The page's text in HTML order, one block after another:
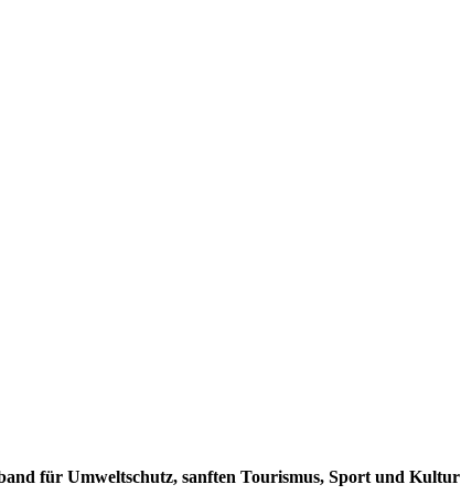
für Umweltschutz, sanften Tourismus, Sport und Kultur